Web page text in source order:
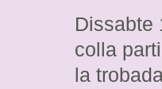
Dissabte
colla
la